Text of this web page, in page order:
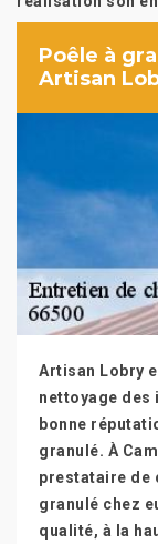
Poêle à
Artisan
Artisan Lobry
nettoyage des
bonne
granulé. À
prestataire de
granulé chez
qualité, à la